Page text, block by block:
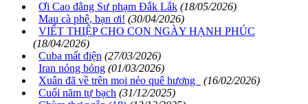
Ơi Cao đẳng Sư phạm Đắk Lắk (18/05/2026)
Mau cà phê, bạn ơi! (30/04/2026)
VIẾT THIỆP CHO CON NGÀY HẠNH PHÚC
(18/04/2026)
Cuba mất điện (27/03/2026)
Iran nóng bỏng (01/03/2026)
Xuân đã về trên mọi nẻo quê hương
(16/02/2026)
Cuối năm tự bạch (31/12/2025)